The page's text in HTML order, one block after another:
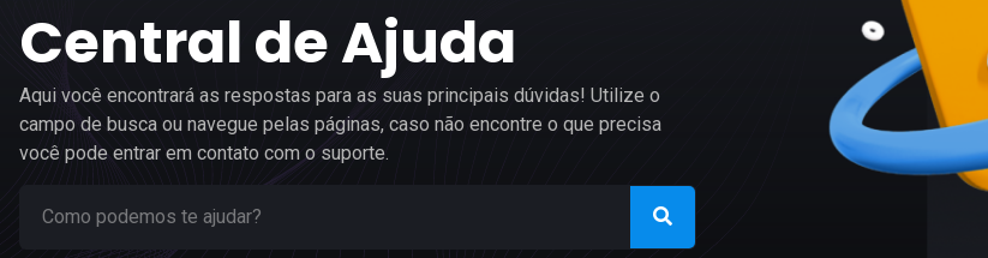
Central de Ajuda
Aqui você encontrará as respostas para as suas principais dúvidas! Utilize o
campo de busca ou navegue pelas páginas, caso não encontre o que precisa
você pode entrar em contato com o suporte.